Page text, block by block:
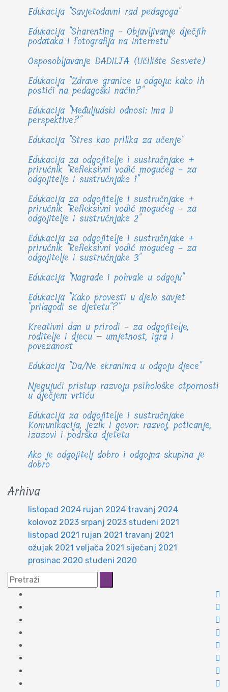
Edukacija "Savjetodavni rad pedagoga"
Edukacija "Sharenting - Objavljivanje dječjih
podataka i fotografija na internetu"
Osposobljavanje DADILJA (Učilište Sesvete)
Edukacija "Zdrave granice u odgoju: kako ih
postići na pedagoški način?"
Edukacija "Međuljudski odnosi: Ima li
perspektive?"
Edukacija "Stres kao prilika za učenje"
Edukacija za odgojitelje i sustručnjake +
priručnik "Refleksivni vodič mogućeg - za
odgojitelje i sustručnjake 1"
Edukacija za odgojitelje i sustručnjake +
priručnik "Refleksivni vodič mogućeg - za
odgojitelje i sustručnjake 2"
Edukacija za odgojitelje i sustručnjake +
priručnik "Refleksivni vodič mogućeg - za
odgojitelje i sustručnjake 3"
Edukacija "Nagrade i pohvale u odgoju"
Edukacija "Kako provesti u djelo savjet
"prilagodi se djetetu"?"
Kreativni dan u prirodi - za odgojitelje,
roditelje i djecu – umjetnost, igra i
povezanost
Edukacija "Da/Ne ekranima u odgoju djece"
Njegujući pristup razvoju psihološke otpornosti
u dječjem vrtiću
Edukacija za odgojitelje i sustručnjake
Komunikacija, jezik i govor: razvoj, poticanje,
izazovi i podrška djetetu
Ako je odgojitelj dobro i odgojna skupina je
dobro
Arhiva
listopad 2024 rujan 2024 travanj 2024
kolovoz 2023 srpanj 2023 studeni 2021
listopad 2021 rujan 2021 travanj 2021
ožujak 2021 veljača 2021 siječanj 2021
prosinac 2020 studeni 2020